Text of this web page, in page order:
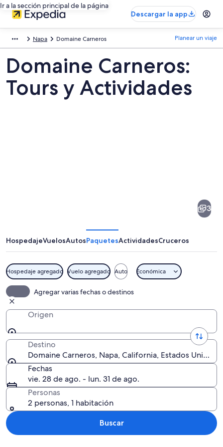
Ir a la sección principal de la página
Descargar la app
Napa Domaine Carneros Planear un viaje
Domaine Carneros:
Tours y Actividades
3
HospedajeVuelosAutosPaquetesActividadesCruceros
Hospedaje agregado Vuelo agregado Auto Económica
Agregar varias fechas o destinos
Origen
Destino
Domaine Carneros, Napa, California, Estados Unidos
Fechas
vie. 28 de ago. - lun. 31 de ago.
Personas
2 personas, 1 habitación
Buscar